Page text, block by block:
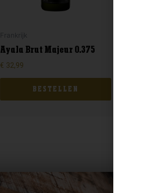
Ayala Brut Majeur 0.375
€ 32,99
BESTELLEN